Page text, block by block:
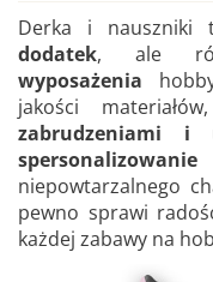
Derka i
dodatek, ale
wyposażenia
jakości
zabrudzeniami i
niepowtarzalnego
pewno sprawi
każdej zabawy na